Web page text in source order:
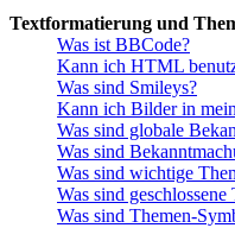
Textformatierung und
Was ist BBCode?
Kann ich HTML
Was sind Smileys?
Kann ich Bilder in
Was sind globale
Was sind
Was sind wichtige
Was sind geschlossene
Was sind Themen-